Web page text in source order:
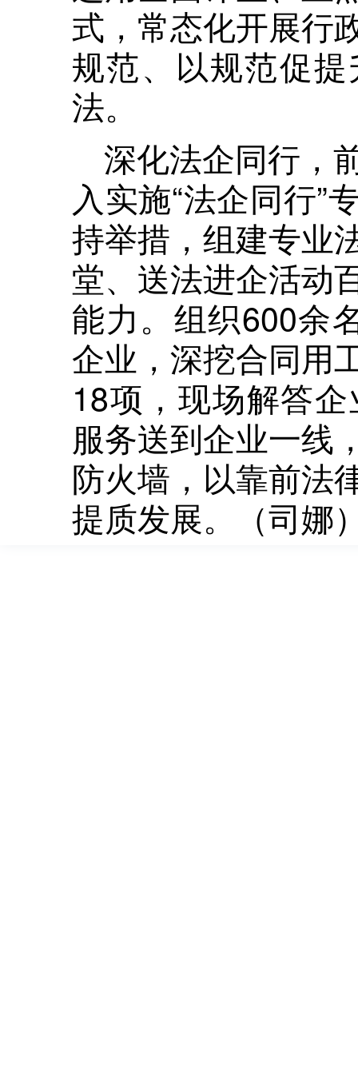
式，常态化开展行
规范、以规范促
法。
深化法企同行，
入实施“法企同行”
持举措，组建专业
堂、送法进企活动
能力。组织600余
企业，深挖合同用
18项，现场解答
服务送到企业一线
防火墙，以靠前法
提质发展。（司娜